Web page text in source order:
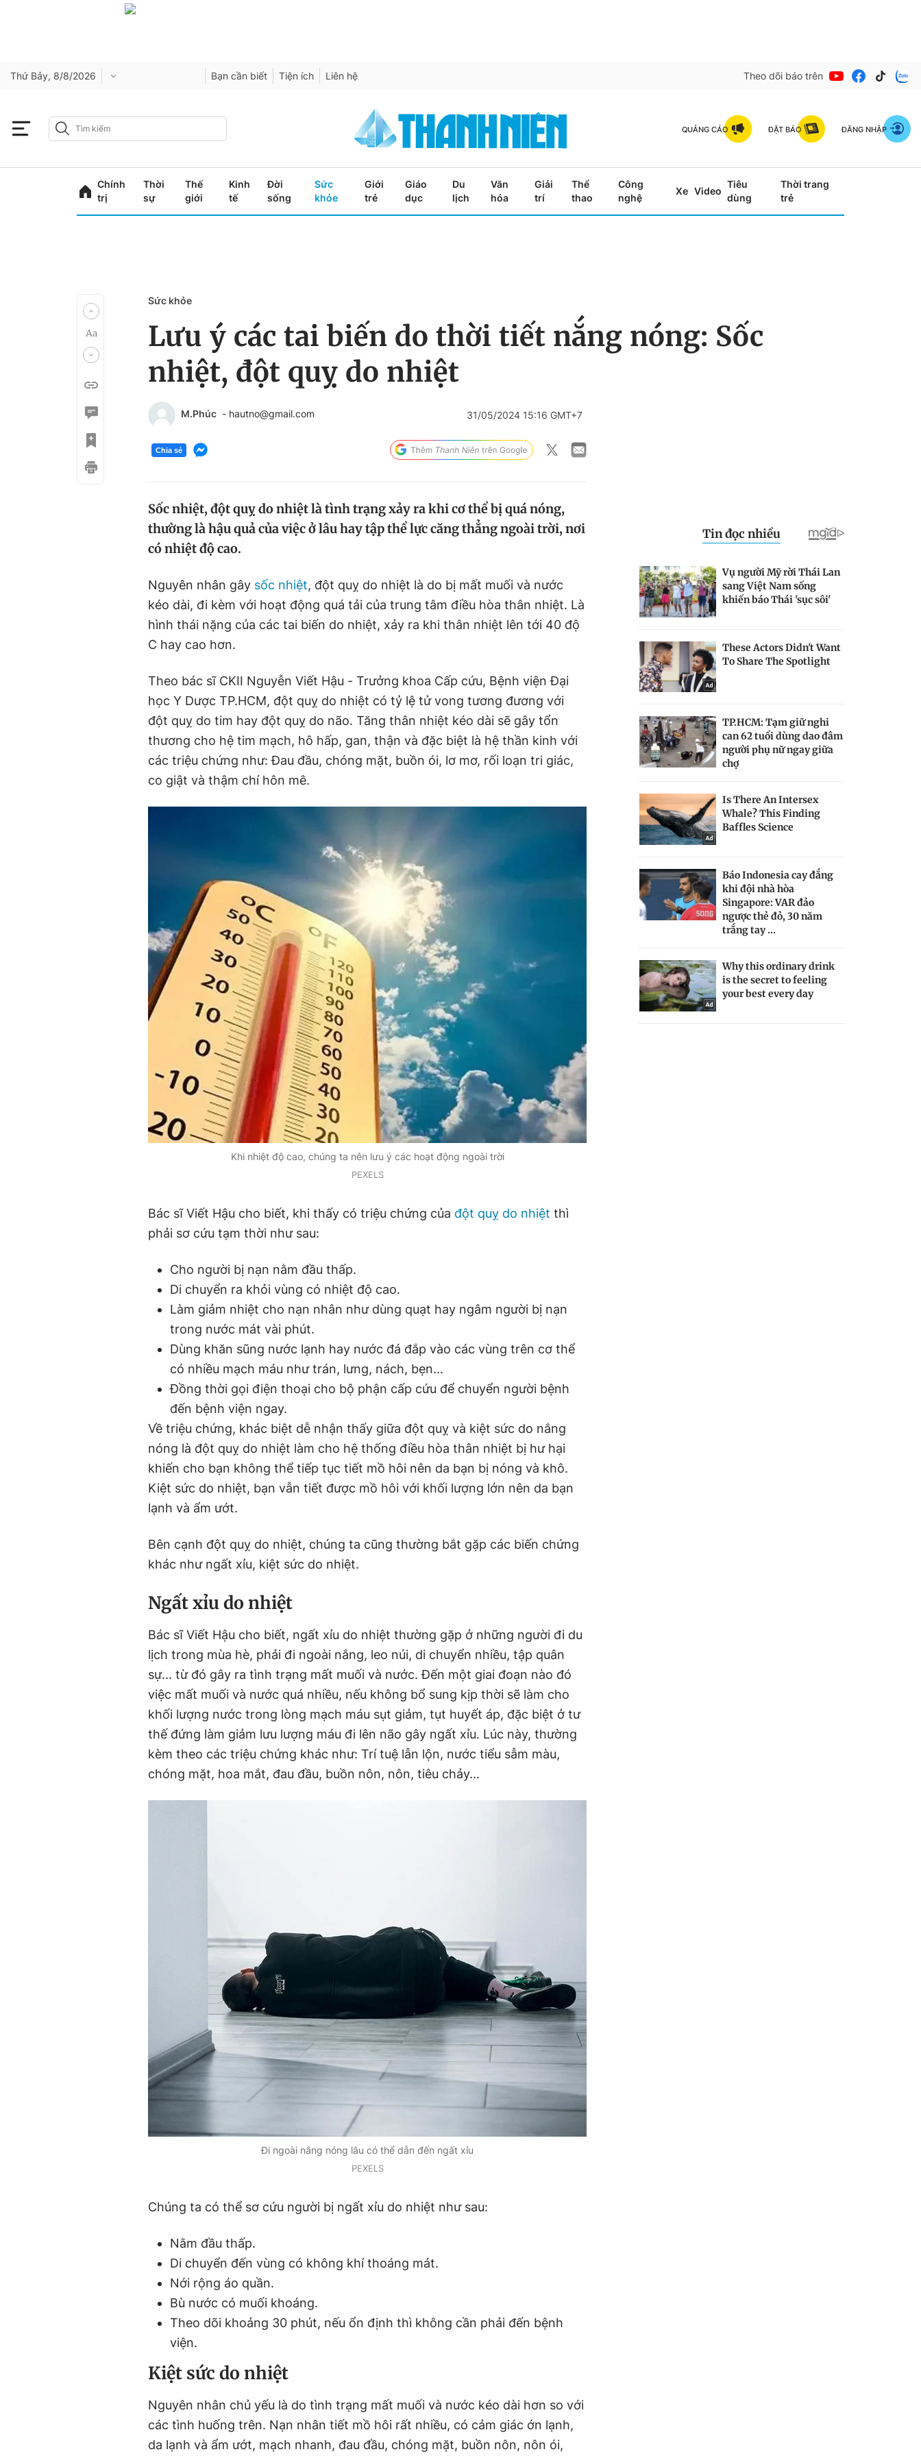
Thứ Bảy, 8/8/2026 Bạn cần biết Tiện ích Liên hệ Theo dõi báo trên
QUẢNG CÁO ĐẶT BÁO ĐĂNG NHẬP
Chính
trị
Thời
sự
Thế
giới
Kinh
tế
Đời
sống
Sức
khỏe
Giới
trẻ
Giáo
dục
Du
lịch
Văn
hóa
Giải
trí
Thể
thao
Công
nghệ
Xe Video
Tiêu
dùng
Thời trang
trẻ
Sức khỏe
Lưu ý các tai biến do thời tiết nắng nóng: Sốc
nhiệt, đột quỵ do nhiệt
M.Phúc - hautno@gmail.com 31/05/2024 15:16 GMT+7
Chia sẻ
Sốc nhiệt, đột quỵ do nhiệt là tình trạng xảy ra khi cơ thể bị quá nóng,
thường là hậu quả của việc ở lâu hay tập thể lực căng thẳng ngoài trời, nơi
có nhiệt độ cao.
Nguyên nhân gây sốc nhiệt, đột quỵ do nhiệt là do bị mất muối và nước
kéo dài, đi kèm với hoạt động quá tải của trung tâm điều hòa thân nhiệt. Là
hình thái nặng của các tai biến do nhiệt, xảy ra khi thân nhiệt lên tới 40 độ
C hay cao hơn.
Theo bác sĩ CKII Nguyễn Viết Hậu - Trưởng khoa Cấp cứu, Bệnh viện Đại
học Y Dược TP.HCM, đột quỵ do nhiệt có tỷ lệ tử vong tương đương với
đột quỵ do tim hay đột quỵ do não. Tăng thân nhiệt kéo dài sẽ gây tổn
thương cho hệ tim mạch, hô hấp, gan, thận và đặc biệt là hệ thần kinh với
các triệu chứng như: Đau đầu, chóng mặt, buồn ói, lơ mơ, rối loạn tri giác,
co giật và thậm chí hôn mê.
Khi nhiệt độ cao, chúng ta nên lưu ý các hoạt động ngoài trời
PEXELS
Bác sĩ Viết Hậu cho biết, khi thấy có triệu chứng của đột quỵ do nhiệt thì
phải sơ cứu tạm thời như sau:
Cho người bị nạn nằm đầu thấp.
Di chuyển ra khỏi vùng có nhiệt độ cao.
Làm giảm nhiệt cho nạn nhân như dùng quạt hay ngâm người bị nạn
trong nước mát vài phút.
Dùng khăn sũng nước lạnh hay nước đá đắp vào các vùng trên cơ thể
có nhiều mạch máu như trán, lưng, nách, bẹn...
Đồng thời gọi điện thoại cho bộ phận cấp cứu để chuyển người bệnh
đến bệnh viện ngay.
Về triệu chứng, khác biệt dễ nhận thấy giữa đột quỵ và kiệt sức do nắng
nóng là đột quỵ do nhiệt làm cho hệ thống điều hòa thân nhiệt bị hư hại
khiến cho bạn không thể tiếp tục tiết mồ hôi nên da bạn bị nóng và khô.
Kiệt sức do nhiệt, bạn vẫn tiết được mồ hôi với khối lượng lớn nên da bạn
lạnh và ẩm ướt.
Bên cạnh đột quỵ do nhiệt, chúng ta cũng thường bắt gặp các biến chứng
khác như ngất xỉu, kiệt sức do nhiệt.
Ngất xỉu do nhiệt
Bác sĩ Viết Hậu cho biết, ngất xỉu do nhiệt thường gặp ở những người đi du
lịch trong mùa hè, phải đi ngoài nắng, leo núi, di chuyển nhiều, tập quân
sự... từ đó gây ra tình trạng mất muối và nước. Đến một giai đoạn nào đó
việc mất muối và nước quá nhiều, nếu không bổ sung kịp thời sẽ làm cho
khối lượng nước trong lòng mạch máu sụt giảm, tụt huyết áp, đặc biệt ở tư
thế đứng làm giảm lưu lượng máu đi lên não gây ngất xỉu. Lúc này, thường
kèm theo các triệu chứng khác như: Trí tuệ lẫn lộn, nước tiểu sẫm màu,
chóng mặt, hoa mắt, đau đầu, buồn nôn, nôn, tiêu chảy...
Đi ngoài nắng nóng lâu có thể dẫn đến ngất xỉu
PEXELS
Chúng ta có thể sơ cứu người bị ngất xỉu do nhiệt như sau:
Nằm đầu thấp.
Di chuyển đến vùng có không khí thoáng mát.
Nới rộng áo quần.
Bù nước có muối khoáng.
Theo dõi khoảng 30 phút, nếu ổn định thì không cần phải đến bệnh
viện.
Kiệt sức do nhiệt
Nguyên nhân chủ yếu là do tình trạng mất muối và nước kéo dài hơn so với
các tình huống trên. Nạn nhân tiết mồ hôi rất nhiều, có cảm giác ớn lạnh,
da lạnh và ẩm ướt, mạch nhanh, đau đầu, chóng mặt, buồn nôn, nôn ói,